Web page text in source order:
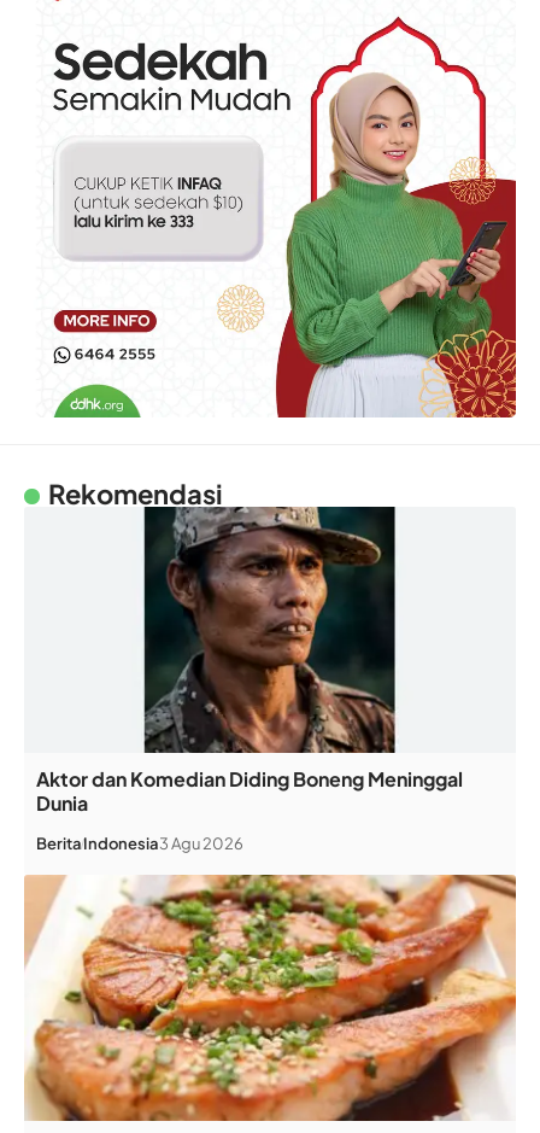
Rekomendasi
Aktor dan Komedian Diding Boneng Meninggal
Dunia
BeritaIndonesia3 Agu 2026